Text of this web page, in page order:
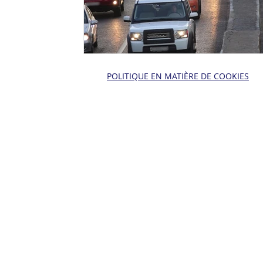
POLITIQUE EN MATIÈRE DE COOKIES